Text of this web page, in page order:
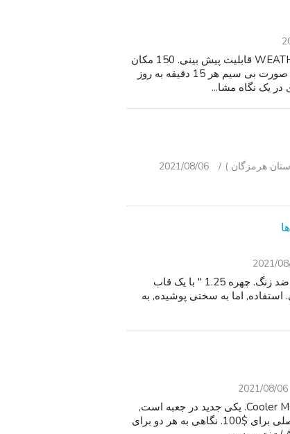
نام تجاری جدید, بسته مهر و موم شده. 5 روز WEATHERFX 950015C قابلیت پیش بینی. 150 مکان
آب و هوا ایالات متحده است. بدون راه اندازی لازم. پیش بینی به صورت بی سیم هر 15 دقیقه به روز
2021/08/06
2021/
شهروند سازگار با محیط زیست درایو بانوان دیده بان. باند فولاد ضد زنگ. چهره 1.25 " با یک قاب
اما به سختی پوشیده, به
2021/08/06
دو در دسترس! دو" جریان هوا بالا " موارد کامپیوتر, توسط Cooler Master. یکی جدید در جعبه است,
باز نشده برای $120. یکی به آرامی استفاده می شود, با جعبه اصلی برای $100. نگاهی به هر دو برای